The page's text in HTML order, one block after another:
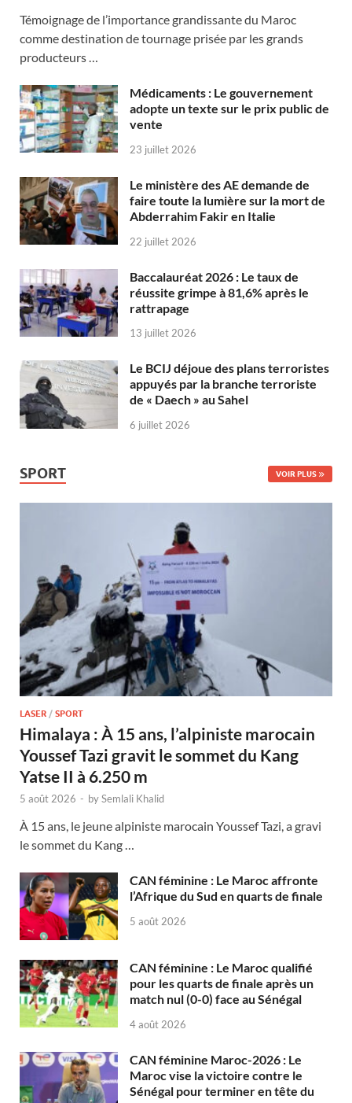
Témoignage de l’importance grandissante du Maroc
comme destination de tournage prisée par les grands
producteurs …
Médicaments : Le gouvernement
adopte un texte sur le prix public de
vente
23 juillet 2026
Le ministère des AE demande de
faire toute la lumière sur la mort de
Abderrahim Fakir en Italie
22 juillet 2026
Baccalauréat 2026 : Le taux de
réussite grimpe à 81,6% après le
rattrapage
13 juillet 2026
Le BCIJ déjoue des plans terroristes
appuyés par la branche terroriste
de « Daech » au Sahel
6 juillet 2026
SPORT VOIR PLUS
LASER / SPORT
Himalaya : À 15 ans, l’alpiniste marocain
Youssef Tazi gravit le sommet du Kang
Yatse II à 6.250 m
5 août 2026 - bySemlali Khalid
À 15 ans, le jeune alpiniste marocain Youssef Tazi, a gravi
le sommet du Kang …
CAN féminine : Le Maroc affronte
l’Afrique du Sud en quarts de finale
5 août 2026
CAN féminine : Le Maroc qualifié
pour les quarts de finale après un
match nul (0-0) face au Sénégal
4 août 2026
CAN féminine Maroc-2026 : Le
Maroc vise la victoire contre le
Sénégal pour terminer en tête du